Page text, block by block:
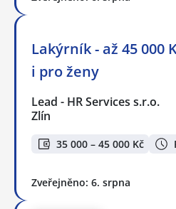
Lakýrník - až 45 000
i pro ženy
Lead - HR Services s.r.o.
Zlín
35 000 – 45 000 Kč
Zveřejněno: 6. srpna